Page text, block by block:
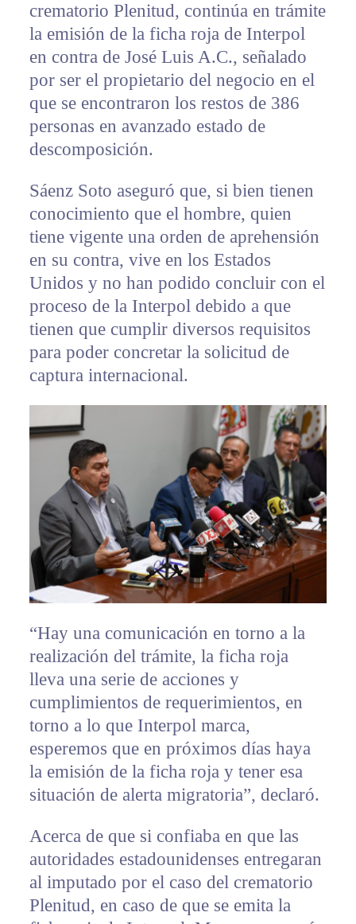
crematorio Plenitud, continúa en trámite
la emisión de la ficha roja de Interpol
en contra de José Luis A.C., señalado
por ser el propietario del negocio en el
que se encontraron los restos de 386
personas en avanzado estado de
descomposición.
Sáenz Soto aseguró que, si bien tienen
conocimiento que el hombre, quien
tiene vigente una orden de aprehensión
en su contra, vive en los Estados
Unidos y no han podido concluir con el
proceso de la Interpol debido a que
tienen que cumplir diversos requisitos
para poder concretar la solicitud de
captura internacional.
“Hay una comunicación en torno a la
realización del trámite, la ficha roja
lleva una serie de acciones y
cumplimientos de requerimientos, en
torno a lo que Interpol marca,
esperemos que en próximos días haya
la emisión de la ficha roja y tener esa
situación de alerta migratoria”, declaró.
Acerca de que si confiaba en que las
autoridades estadounidenses entregaran
al imputado por el caso del crematorio
Plenitud, en caso de que se emita la